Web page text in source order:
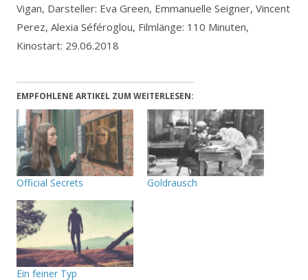
Vigan, Darsteller: Eva Green, Emmanuelle Seigner, Vincent
Perez, Alexia Séféroglou, Filmlänge: 110 Minuten,
Kinostart: 29.06.2018
EMPFOHLENE ARTIKEL ZUM WEITERLESEN:
Official Secrets Goldrausch
Ein feiner Typ